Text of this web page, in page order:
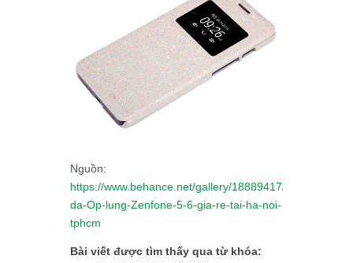
Nguồn:
https://www.behance.net/gallery/18889417/Bao-
da-Op-lung-Zenfone-5-6-gia-re-tai-ha-noi-
tphcm
Bài viết được tìm thấy qua từ khóa: